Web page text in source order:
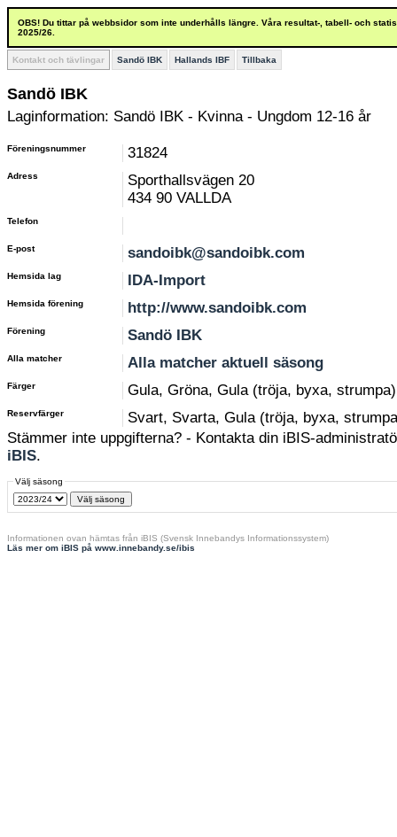
OBS! Du tittar på webbsidor som inte underhålls längre. Våra resultat-, tabell- och
2025/26.
Kontakt och tävlingar Sandö IBK Hallands IBF Tillbaka
Sandö IBK
Laginformation: Sandö IBK - Kvinna - Ungdom 12-16 år
Föreningsnummer 31824
Adress
Sporthallsvägen 20
434 90 VALLDA
Telefon
E-post sandoibk@sandoibk.com
Hemsida lag IDA-Import
Hemsida förening http://www.sandoibk.com
Förening Sandö IBK
Alla matcher Alla matcher aktuell säsong
Färger Gula, Gröna, Gula (tröja, byxa, strumpa)
Reservfärger
Svart, Svarta, Gula (tröja, byxa,
Stämmer inte uppgifterna? - Kontakta din iBIS-
iBIS.
Välj säsong
Informationen ovan hämtas från iBIS (Svensk Innebandys Informationssystem)
Läs mer om iBIS på www.innebandy.se/ibis